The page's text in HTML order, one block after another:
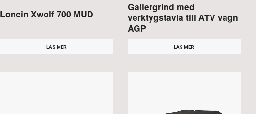
Loncin Xwolf 700 MUD
LÄS MER
Gallergrind med
verktygstavla till ATV vagn
AGP
LÄS MER